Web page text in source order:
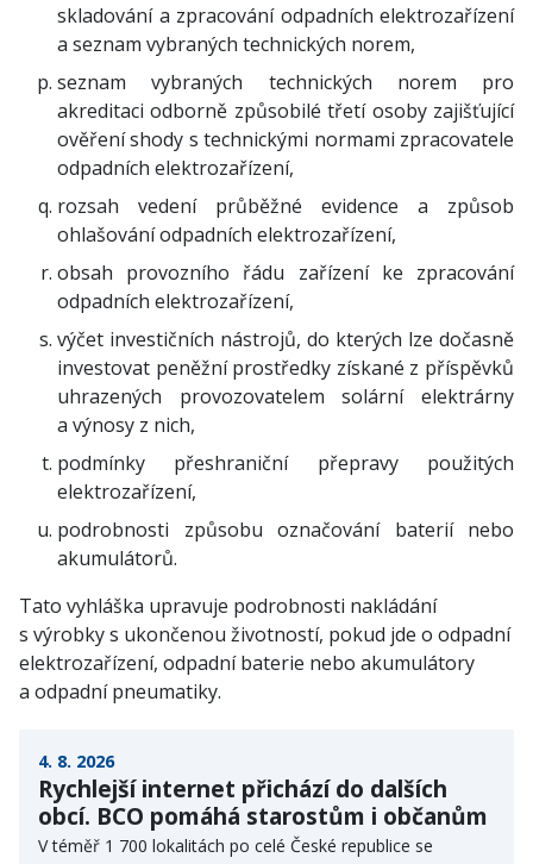
skladování a zpracování odpadních elektrozařízení
a seznam vybraných technických norem,
seznam vybraných technických norem pro
akreditaci odborně způsobilé třetí osoby zajišťující
ověření shody s technickými normami zpracovatele
odpadních elektrozařízení,
rozsah vedení průběžné evidence a způsob
ohlašování odpadních elektrozařízení,
obsah provozního řádu zařízení ke zpracování
odpadních elektrozařízení,
výčet investičních nástrojů, do kterých lze dočasně
investovat peněžní prostředky získané z příspěvků
uhrazených provozovatelem solární elektrárny
a výnosy z nich,
podmínky přeshraniční přepravy použitých
elektrozařízení,
podrobnosti způsobu označování baterií nebo
akumulátorů.
Tato vyhláška upravuje podrobnosti nakládání
s výrobky s ukončenou životností, pokud jde o odpadní
elektrozařízení, odpadní baterie nebo akumulátory
a odpadní pneumatiky.
4. 8. 2026
Rychlejší internet přichází do dalších
obcí. BCO pomáhá starostům i občanům
V téměř 1 700 lokalitách po celé České republice se